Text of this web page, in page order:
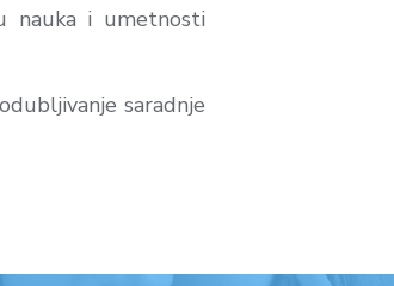
nauka i umetnosti
saradnje